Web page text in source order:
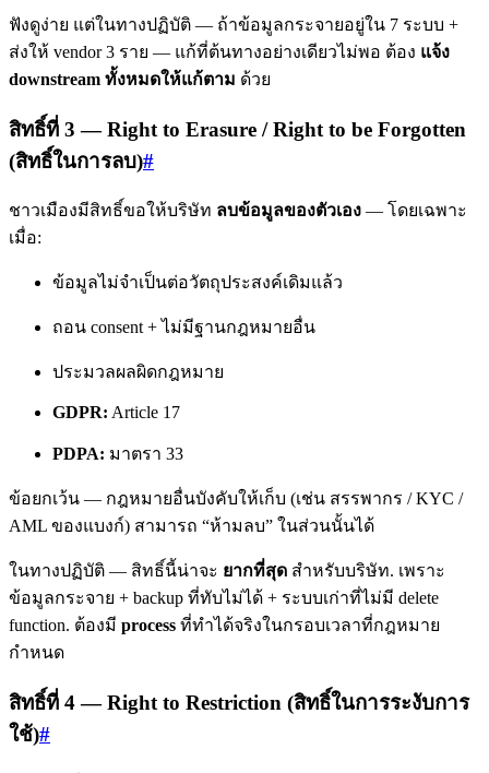
ฟังดูง่าย แต่ในทางปฏิบัติ — ถ้าข้อมูลกระจายอยู่ใน 7 ระบบ +
ส่งให้ vendor 3 ราย — แก้ที่ต้นทางอย่างเดียวไม่พอ ต้อง แจ้ง
downstream ทั้งหมดให้แก้ตาม ด้วย
สิทธิ์ที่ 3 — Right to Erasure / Right to be Forgotten
(สิทธิ์ในการลบ)#
ชาวเมืองมีสิทธิ์ขอให้บริษัท ลบข้อมูลของตัวเอง — โดยเฉพาะ
เมื่อ:
ข้อมูลไม่จำเป็นต่อวัตถุประสงค์เดิมแล้ว
ถอน consent + ไม่มีฐานกฎหมายอื่น
ประมวลผลผิดกฎหมาย
GDPR: Article 17
PDPA: มาตรา 33
ข้อยกเว้น — กฎหมายอื่นบังคับให้เก็บ (เช่น สรรพากร / KYC /
AML ของแบงก์) สามารถ “ห้ามลบ” ในส่วนนั้นได้
ในทางปฏิบัติ — สิทธิ์นี้น่าจะ ยากที่สุด สำหรับบริษัท. เพราะ
ข้อมูลกระจาย + backup ที่ทับไม่ได้ + ระบบเก่าที่ไม่มี delete
function. ต้องมี process ที่ทำได้จริงในกรอบเวลาที่กฎหมาย
กำหนด
สิทธิ์ที่ 4 — Right to Restriction (สิทธิ์ในการระงับการ
ใช้)#